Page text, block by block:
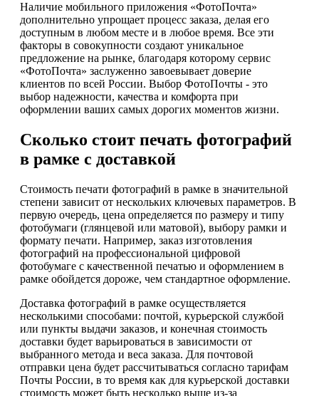
Наличие мобильного приложения «ФотоПочта»
дополнительно упрощает процесс заказа, делая его
доступным в любом месте и в любое время. Все эти
факторы в совокупности создают уникальное
предложение на рынке, благодаря которому сервис
«ФотоПочта» заслуженно завоевывает доверие
клиентов по всей России. Выбор ФотоПочты - это
выбор надежности, качества и комфорта при
оформлении ваших самых дорогих моментов жизни.
Сколько стоит печать фотографий
в рамке с доставкой
Стоимость печати фотографий в рамке в значительной
степени зависит от нескольких ключевых параметров. В
первую очередь, цена определяется по размеру и типу
фотобумаги (глянцевой или матовой), выбору рамки и
формату печати. Например, заказ изготовления
фотографий на профессиональной цифровой
фотобумаге с качественной печатью и оформлением в
рамке обойдется дороже, чем стандартное оформление.
Доставка фотографий в рамке осуществляется
несколькими способами: почтой, курьерской службой
или пункты выдачи заказов, и конечная стоимость
доставки будет варьироваться в зависимости от
выбранного метода и веса заказа. Для почтовой
отправки цена будет рассчитываться согласно тарифам
Почты России, в то время как для курьерской доставки
стоимость может быть несколько выше из-за